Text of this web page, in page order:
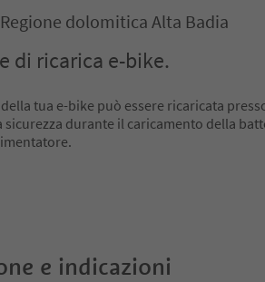
dolomitica Alta Badia
di ricarica e-bike.
tua e-bike può essere ricaricata
sicurezza durante il caricamento della
e indicazioni